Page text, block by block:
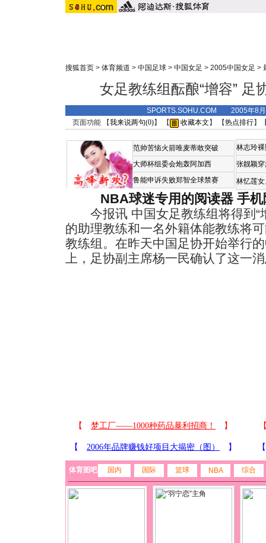
搜狐首页 > 体育频道 > 中国足球 > 中国女足 > 2005中国女足 >
女足教练组酝酿“增容” 足
SPORTS.SOHU.COM 2005年8
页面功能 【我来说两句(0)】 【 收藏本文 】 【热点排行】
范帅苦恼火箭唯麦蒂敢突破
大师杯组委会炮轰阿加西
鲁能申诉失败郑智全球禁赛
林志玲
张靓颖
林忆莲
NBA球迷专用的阅读器 手
今报讯 中国女足教练组将得到“
的助理教练和一名外籍体能教练将
教练组。在昨天中国足协开始举行
上，足协副主席杨一民确认了这一
体育图吧 国内 国际 篮球 NBA 综合